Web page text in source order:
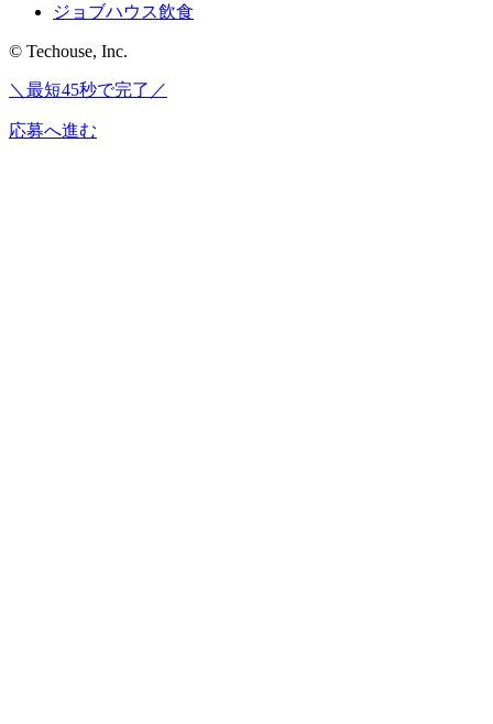
ジョブハウス飲食
© Techouse, Inc.
＼最短45秒で完了／
応募へ進む